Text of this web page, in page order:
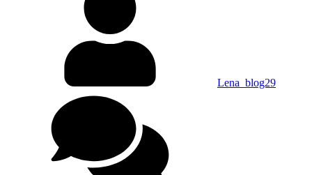
Lena_blog29